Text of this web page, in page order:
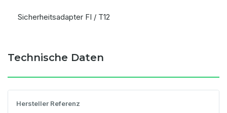
Sicherheitsadapter FI / T12
Technische Daten
Hersteller Referenz